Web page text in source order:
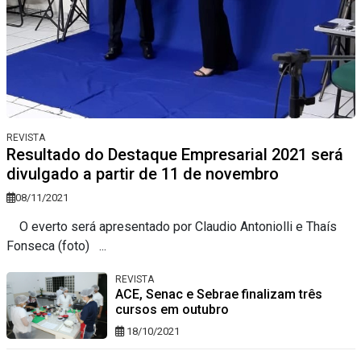
REVISTA
Resultado do Destaque Empresarial 2021 será
divulgado a partir de 11 de novembro
08/11/2021
O everto será apresentado por Claudio Antoniolli e Thaís
Fonseca (foto) ...
REVISTA
ACE, Senac e Sebrae finalizam três
cursos em outubro
18/10/2021